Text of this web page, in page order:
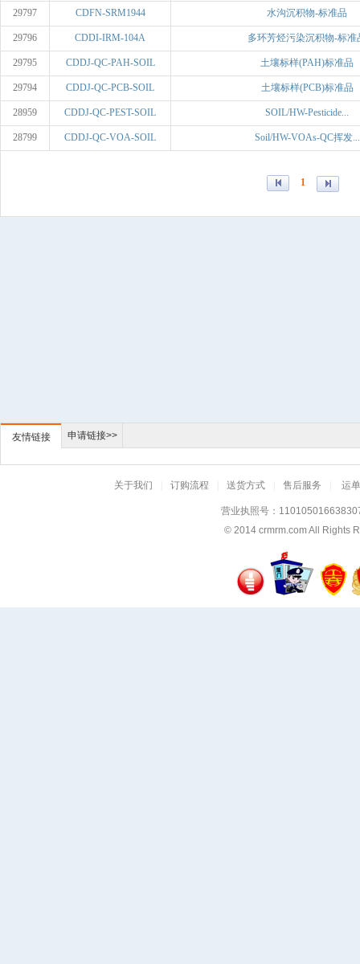
29797 CDFN-SRM1944 水沟沉积物-标准品
29796 CDDI-IRM-104A 多环芳烃污染沉积物-标准
29795 CDDJ-QC-PAH-SOIL 土壤标样(PAH)标准品
29794 CDDJ-QC-PCB-SOIL 土壤标样(PCB)标准品
28959 CDDJ-QC-PEST-SOIL SOIL/HW-Pesticide...
28799 CDDJ-QC-VOA-SOIL Soil/HW-VOAs-QC挥发...
1
友情链接 申请链接>>
关于我们 订购流程 送货方式 售后服务 运
营业执照号：
© 2014 crmrm.comAll Rights